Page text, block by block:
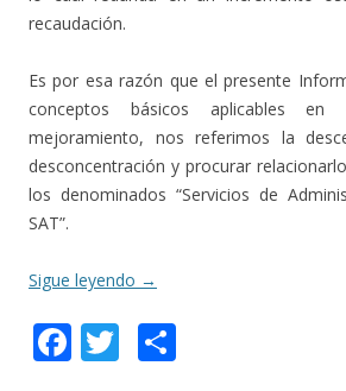
recaudación.
Es por esa razón que el presente
conceptos básicos aplicables
mejoramiento, nos referimos la
desconcentración y procurar
los denominados “Servicios de
SAT”.
Sigue leyendo →
F T